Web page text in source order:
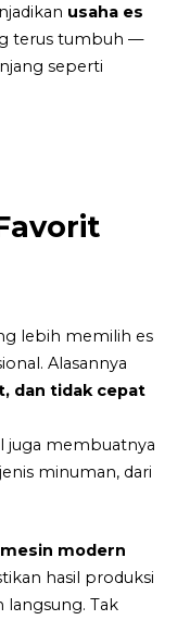
usaha es
terus tumbuh —
seperti
lebih memilih es
Alasannya
dan tidak cepat
juga membuatnya
minuman, dari
mesin modern
hasil produksi
Tak